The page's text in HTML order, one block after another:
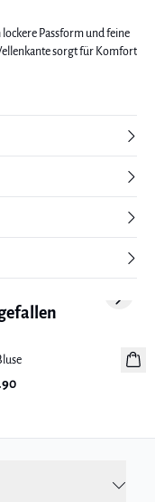
Passform und feine
sorgt für Komfort
Next